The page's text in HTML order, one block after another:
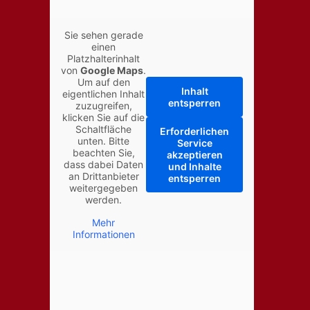
Sie sehen gerade
einen
Platzhalterinhalt
vonGoogle Maps.
Um auf den
eigentlichen Inhalt
zuzugreifen,
klicken Sie auf die
Schaltfläche
unten. Bitte
beachten Sie,
dass dabei Daten
an Drittanbieter
weitergegeben
werden.
Mehr
Informationen
Inhalt
entsperren
Erforderlichen
Service
akzeptieren
und Inhalte
entsperren